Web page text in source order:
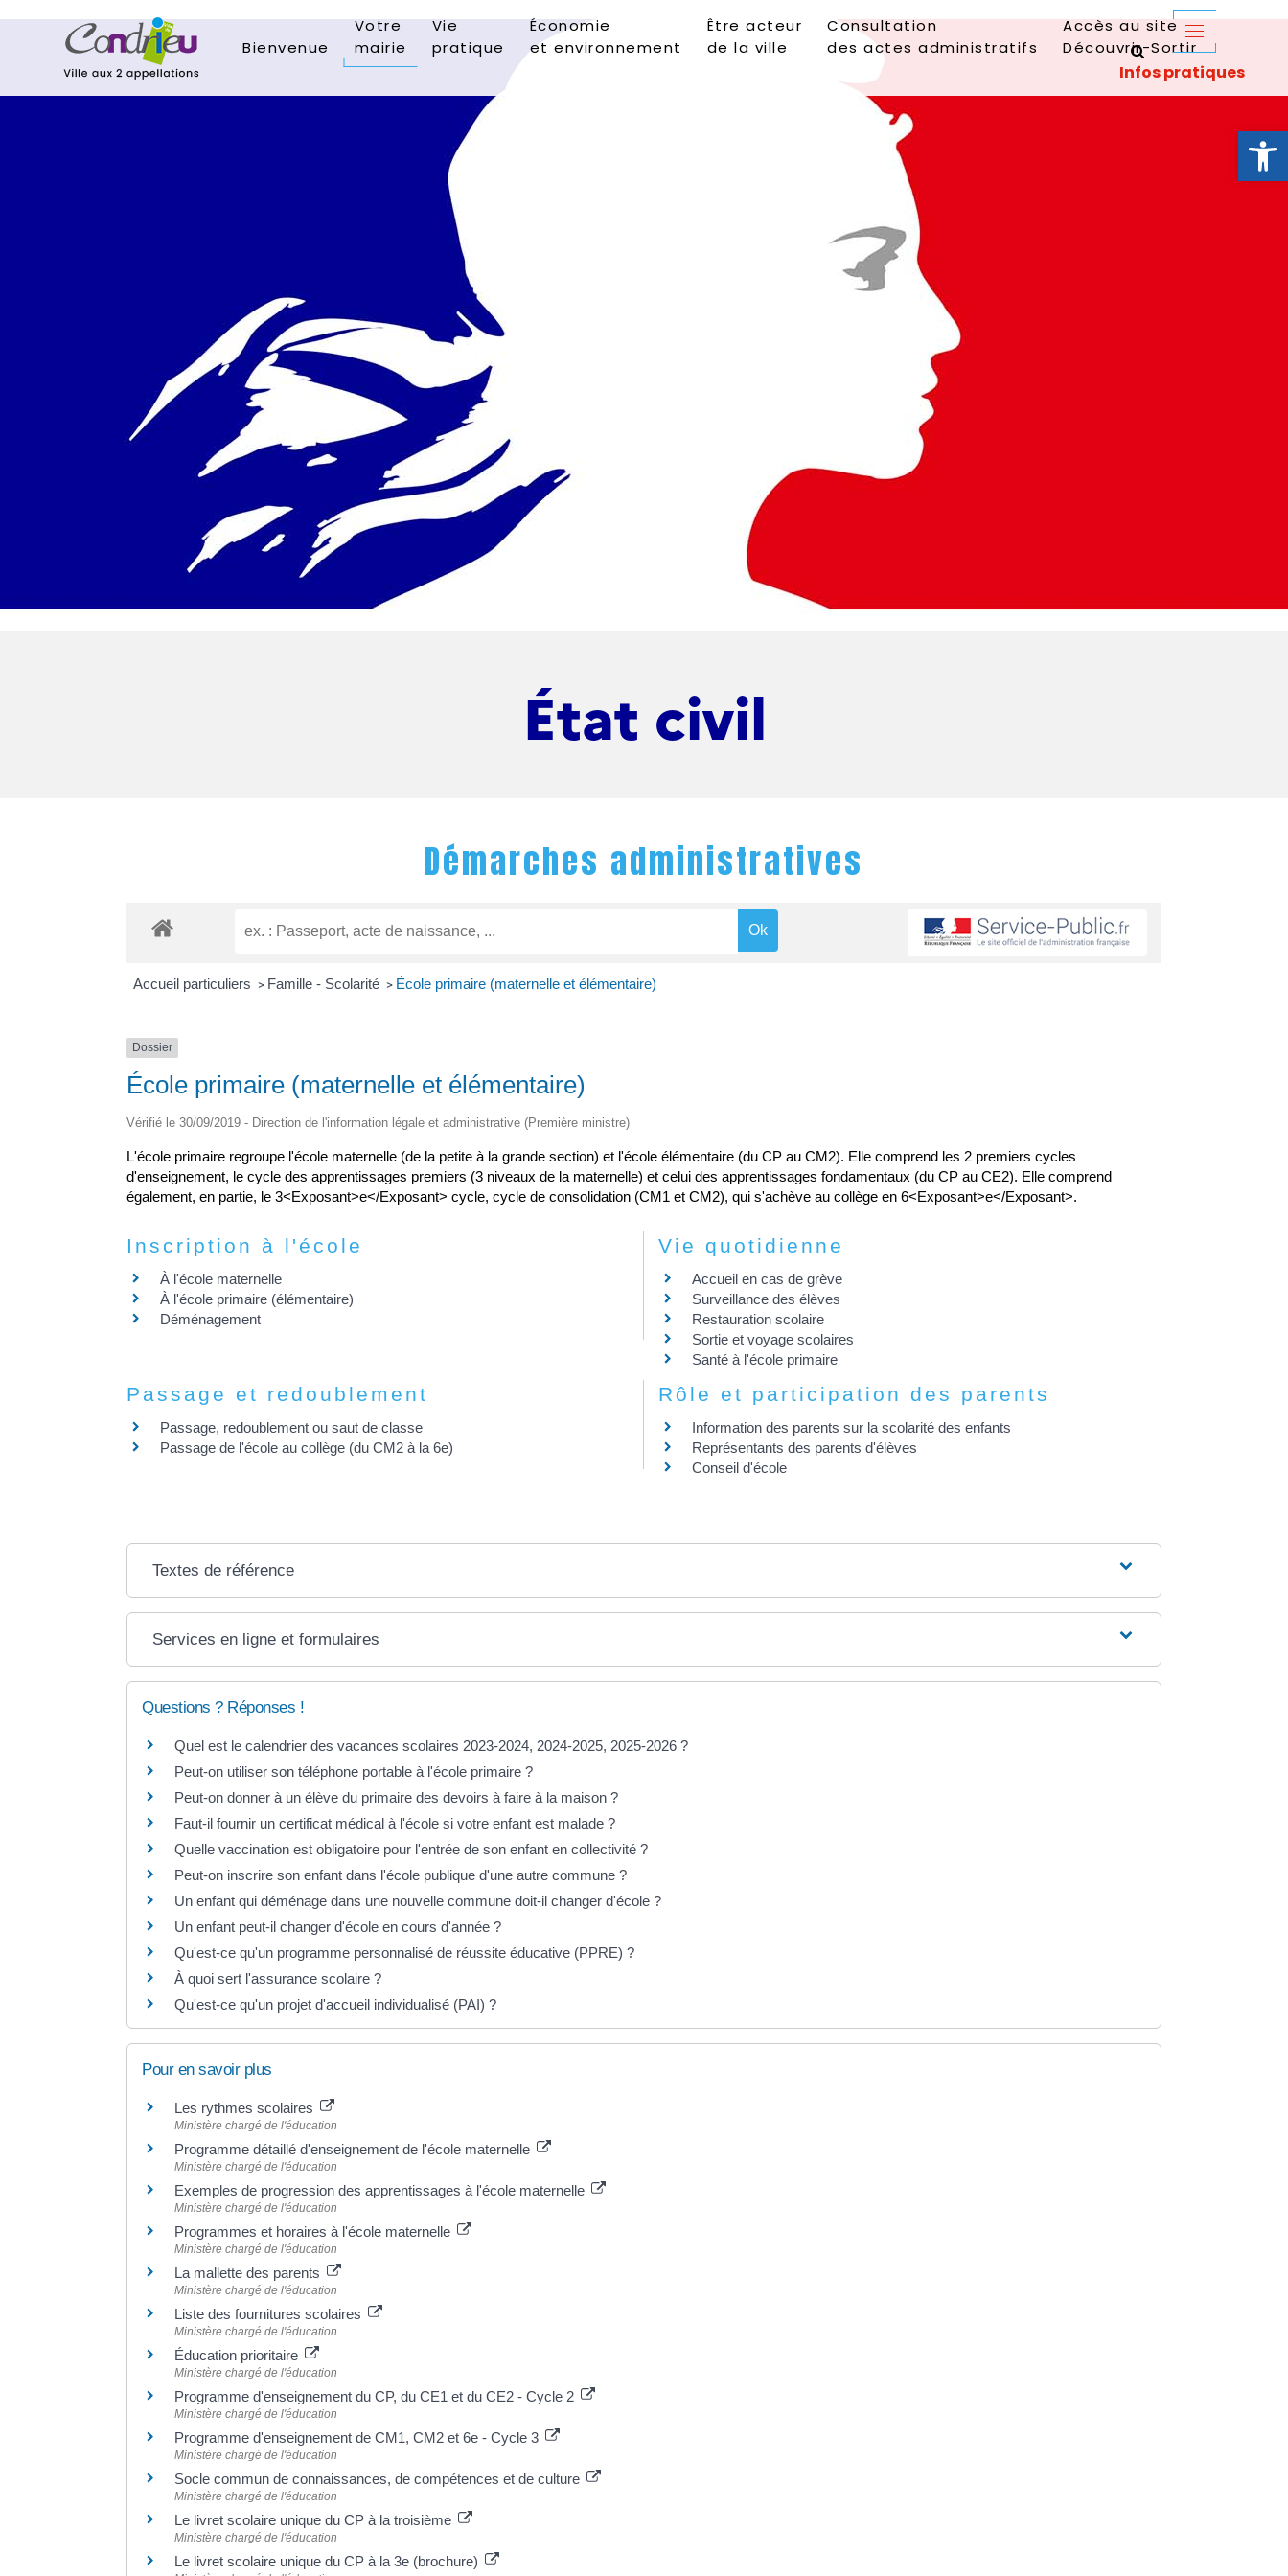
Ouvrir
Bienvenue
Votre
mairie
Vie
pratique
Économie
et environnement
Être acteur
de la ville
Consultation
des actes administratifs
Accès au site
Découvrir-Sortir
État civil
Démarches administratives
Accueil particuliers > Famille - Scolarité > École primaire (maternelle et élémentaire)
Dossier
École primaire (maternelle et élémentaire)
Vérifié le 30/09/2019 - Direction de l'information légale et administrative (Première ministre)
L'école primaire regroupe l'école maternelle (de la petite à la grande section) et l'école élémentaire (du CP au CM2). Elle comprend les 2 premiers cycles
d'enseignement, le cycle des apprentissages premiers (3 niveaux de la maternelle) et celui des apprentissages fondamentaux (du CP au CE2). Elle comprend
également, en partie, le 3<Exposant>e</Exposant> cycle, cycle de consolidation (CM1 et CM2), qui s'achève au collège en 6<Exposant>e</Exposant>.
Inscription à l'école
À l'école maternelle
À l'école primaire (élémentaire)
Déménagement
Vie quotidienne
Accueil en cas de grève
Surveillance des élèves
Restauration scolaire
Sortie et voyage scolaires
Santé à l'école primaire
Passage et redoublement
Passage, redoublement ou saut de classe
Passage de l'école au collège (du CM2 à la 6e)
Rôle et participation des parents
Information des parents sur la scolarité des enfants
Représentants des parents d'élèves
Conseil d'école
Textes de référence
Services en ligne et formulaires
Questions ? Réponses !
Quel est le calendrier des vacances scolaires 2023-2024, 2024-2025, 2025-2026 ?
Peut-on utiliser son téléphone portable à l'école primaire ?
Peut-on donner à un élève du primaire des devoirs à faire à la maison ?
Faut-il fournir un certificat médical à l'école si votre enfant est malade ?
Quelle vaccination est obligatoire pour l'entrée de son enfant en collectivité ?
Peut-on inscrire son enfant dans l'école publique d'une autre commune ?
Un enfant qui déménage dans une nouvelle commune doit-il changer d'école ?
Un enfant peut-il changer d'école en cours d'année ?
Qu'est-ce qu'un programme personnalisé de réussite éducative (PPRE) ?
À quoi sert l'assurance scolaire ?
Qu'est-ce qu'un projet d'accueil individualisé (PAI) ?
Pour en savoir plus
Les rythmes scolaires
Ministère chargé de l'éducation
Programme détaillé d'enseignement de l'école maternelle
Ministère chargé de l'éducation
Exemples de progression des apprentissages à l'école maternelle
Ministère chargé de l'éducation
Programmes et horaires à l'école maternelle
Ministère chargé de l'éducation
La mallette des parents
Ministère chargé de l'éducation
Liste des fournitures scolaires
Ministère chargé de l'éducation
Éducation prioritaire
Ministère chargé de l'éducation
Programme d'enseignement du CP, du CE1 et du CE2 - Cycle 2
Ministère chargé de l'éducation
Programme d'enseignement de CM1, CM2 et 6e - Cycle 3
Ministère chargé de l'éducation
Socle commun de connaissances, de compétences et de culture
Ministère chargé de l'éducation
Le livret scolaire unique du CP à la troisième
Ministère chargé de l'éducation
Le livret scolaire unique du CP à la 3e (brochure)